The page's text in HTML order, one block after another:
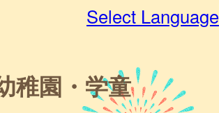
Select Language
稚園・学童